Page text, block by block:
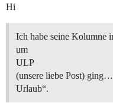
Hi
Ich habe seine Kolumne
um
ULP
(unsere liebe Post)
Urlaub“.